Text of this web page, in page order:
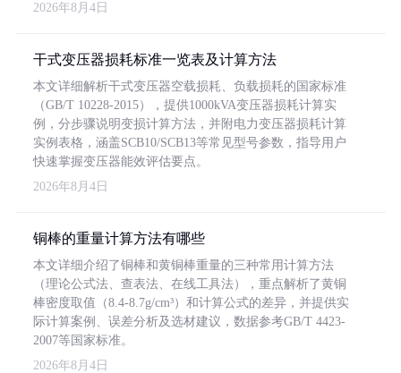
2026年8月4日
干式变压器损耗标准一览表及计算方法
本文详细解析干式变压器空载损耗、负载损耗的国家标准
（GB/T 10228-2015），提供1000kVA变压器损耗计算实
例，分步骤说明变损计算方法，并附电力变压器损耗计算
实例表格，涵盖SCB10/SCB13等常见型号参数，指导用户
快速掌握变压器能效评估要点。
2026年8月4日
铜棒的重量计算方法有哪些
本文详细介绍了铜棒和黄铜棒重量的三种常用计算方法
（理论公式法、查表法、在线工具法），重点解析了黄铜
棒密度取值（8.4-8.7g/cm³）和计算公式的差异，并提供实
际计算案例、误差分析及选材建议，数据参考GB/T 4423-
2007等国家标准。
2026年8月4日